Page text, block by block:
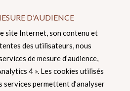
D’AUDIENCE
site Internet, son contenu et
des utilisateurs, nous
de mesure d’audience,
4 ». Les cookies utilisés
services permettent d’analyser